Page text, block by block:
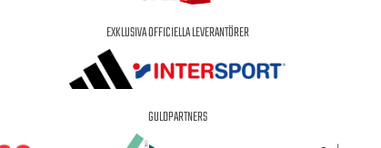
EXKLUSIVA OFFICIELLA LEVERANTÖRER
GULDPARTNERS